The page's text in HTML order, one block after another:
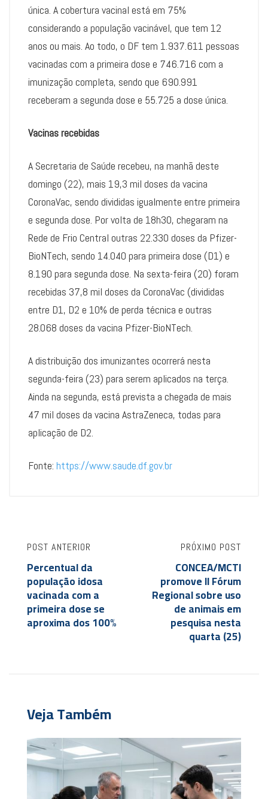
única. A cobertura vacinal está em 75%
considerando a população vacinável, que tem 12
anos ou mais. Ao todo, o DF tem 1.937.611 pessoas
vacinadas com a primeira dose e 746.716 com a
imunização completa, sendo que 690.991
receberam a segunda dose e 55.725 a dose única.
Vacinas recebidas
A Secretaria de Saúde recebeu, na manhã deste
domingo (22), mais 19,3 mil doses da vacina
CoronaVac, sendo divididas igualmente entre primeira
e segunda dose. Por volta de 18h30, chegaram na
Rede de Frio Central outras 22.330 doses da Pfizer-
BioNTech, sendo 14.040 para primeira dose (D1) e
8.190 para segunda dose. Na sexta-feira (20) foram
recebidas 37,8 mil doses da CoronaVac (divididas
entre D1, D2 e 10% de perda técnica e outras
28.068 doses da vacina Pfizer-BioNTech.
A distribuição dos imunizantes ocorrerá nesta
segunda-feira (23) para serem aplicados na terça.
Ainda na segunda, está prevista a chegada de mais
47 mil doses da vacina AstraZeneca, todas para
aplicação de D2.
Fonte: https://www.saude.df.gov.br
POST ANTERIOR
Percentual da
população idosa
vacinada com a
primeira dose se
aproxima dos 100%
PRÓXIMO POST
CONCEA/MCTI
promove II Fórum
Regional sobre uso
de animais em
pesquisa nesta
quarta (25)
Veja Também